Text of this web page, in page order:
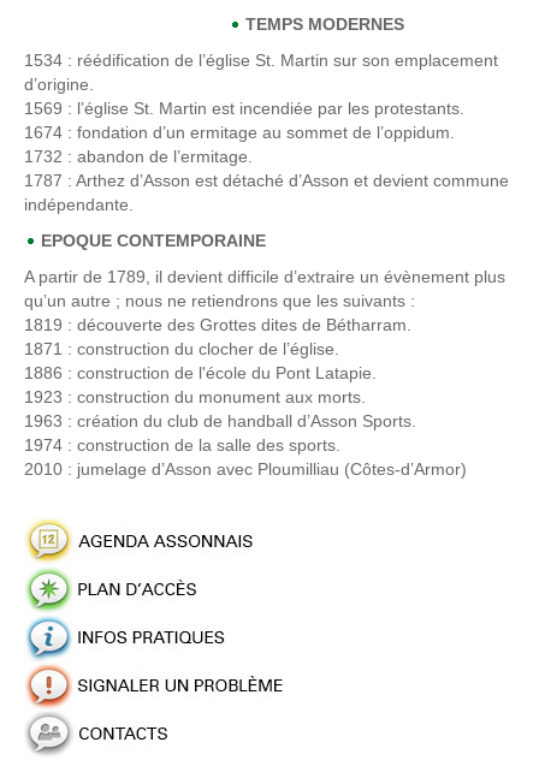
TEMPS MODERNES
1534 : réédification de l’église St. Martin sur son emplacement
d’origine.
1569 : l’église St. Martin est incendiée par les protestants.
1674 : fondation d’un ermitage au sommet de l’oppidum.
1732 : abandon de l’ermitage.
1787 : Arthez d’Asson est détaché d’Asson et devient commune
indépendante.
EPOQUE CONTEMPORAINE
A partir de 1789, il devient difficile d’extraire un évènement plus
qu’un autre ; nous ne retiendrons que les suivants :
1819 : découverte des Grottes dites de Bétharram.
1871 : construction du clocher de l’église.
1886 : construction de l'école du Pont Latapie.
1923 : construction du monument aux morts.
1963 : création du club de handball d’Asson Sports.
1974 : construction de la salle des sports.
2010 : jumelage d’Asson avec Ploumilliau (Côtes-d’Armor)